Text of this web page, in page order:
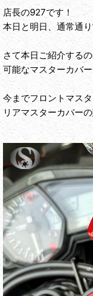
店長の927です！
本日と明日、通常通
さて本日ご紹介する
可能なマスターカバ
今までフロントマス
リアマスターカバー